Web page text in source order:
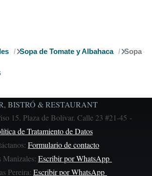
Sopa de Tomate y Albahaca Sopa
BISTRÓ & RESTAURANT
15. Plaza de Bolívar. Calle 23 #21-45 -
de Tratamiento de Datos
Formulario de contacto
Manizales: Escribir por WhatsApp
Pereira: Escribir por WhatsApp